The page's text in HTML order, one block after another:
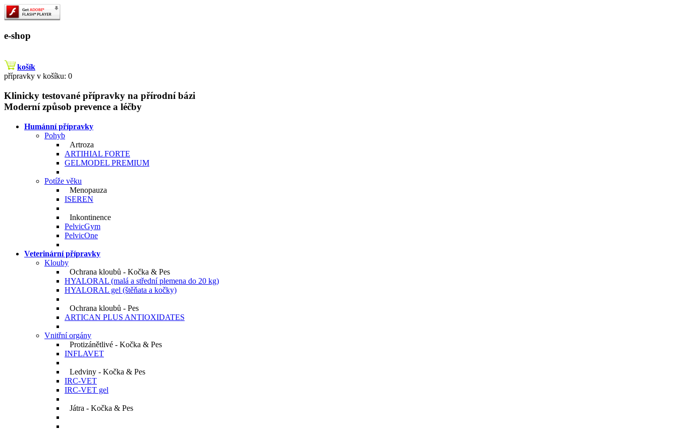
e-shop
košík
přípravky v košíku: 0
Klinicky testované přípravky na přírodní bázi
Moderní způsob prevence a léčby
Humánní přípravky
Pohyb
Artroza
ARTIHIAL FORTE
GELMODEL PREMIUM
Potíže věku
Menopauza
ISEREN
Inkontinence
PelvicGym
PelvicOne
Veterinární přípravky
Klouby
Ochrana kloubů - Kočka & Pes
HYALORAL (malá a střední plemena do 20 kg)
HYALORAL gel (štěňata a kočky)
Ochrana kloubů - Pes
ARTICAN PLUS ANTIOXIDATES
Vnitřní orgány
Protizánětlivé - Kočka & Pes
INFLAVET
Ledviny - Kočka & Pes
IRC-VET
IRC-VET gel
Játra - Kočka & Pes